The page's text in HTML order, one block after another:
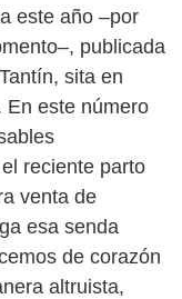
este año –por
publicada
sita en
En este número
reciente parto
venta de
esa senda
de corazón
altruista,